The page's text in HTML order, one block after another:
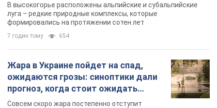
В высокогорье расположены альпийские и субальпийские
луга – редкие природные комплексы, которые
формировались на протяжении сотен лет
7 годин тому 654
Жара в Украине пойдет на спад,
ожидаются грозы: синоптики дали
прогноз, когда стоит ожидать
изменения погоды
Совсем скоро жара постепенно отступит